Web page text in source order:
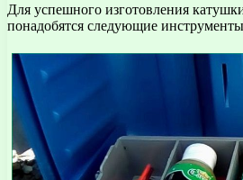
Для успешного изготовления
понадобятся следующие